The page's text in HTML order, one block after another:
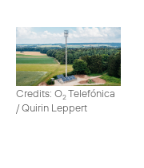
Credits: O2Telefónica
/ Quirin Leppert